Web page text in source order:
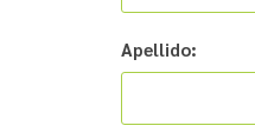
Apellido: